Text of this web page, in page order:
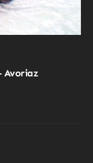
Avoriaz